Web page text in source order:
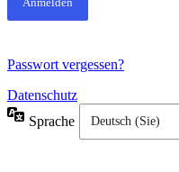
Passwort vergessen?
Datenschutz
Sprache